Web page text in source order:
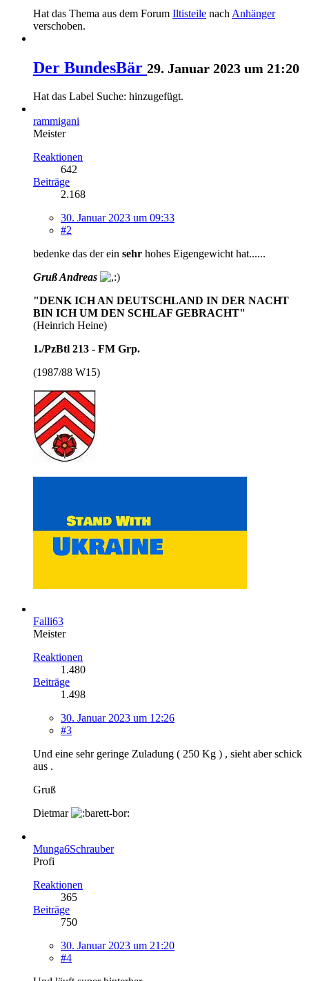
Hat das Thema aus dem Forum Iltisteile nach Anhänger
verschoben.
Der BundesBär 29. Januar 2023 um 21:20
Hat das Label Suche: hinzugefügt.
rammigani
Meister
Reaktionen
642
Beiträge
2.168
30. Januar 2023 um 09:33
#2
bedenke das der ein sehr hohes Eigengewicht hat......
Gruß Andreas
"DENK ICH AN DEUTSCHLAND IN DER NACHT
BIN ICH UM DEN SCHLAF GEBRACHT"
(Heinrich Heine)
1./PzBtl 213 - FM Grp.
(1987/88 W15)
Falli63
Meister
Reaktionen
1.480
Beiträge
1.498
30. Januar 2023 um 12:26
#3
Und eine sehr geringe Zuladung ( 250 Kg ) , sieht aber schick
aus .
Gruß
Dietmar
Munga6Schrauber
Profi
Reaktionen
365
Beiträge
750
30. Januar 2023 um 21:20
#4